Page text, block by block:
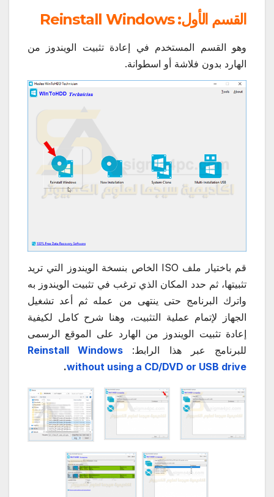
القسم الأول: Reinstall Windows
وهو القسم المستخدم في إعادة تثبيت الويندوز من
الهارد بدون فلاشة أو اسطوانة.
قم باختيار ملف ISO الخاص بنسخة الويندوز التي تريد
تثبيتها، ثم حدد المكان الذي ترغب في تثبيت الويندوز به
واترك البرنامج حتى ينتهى من عمله ثم أعد تشغيل
الجهاز لإتمام عملية التثبيت، وهنا شرح كامل لكيفية
إعادة تثبيت الويندوز من الهارد على الموقع الرسمى
للبرنامج عبر هذا الرابط: Reinstall Windows
without using a CD/DVD or USB drive
.